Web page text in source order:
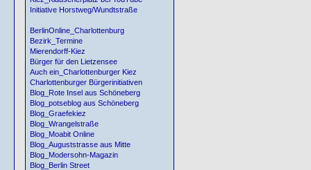
Initiative Horstweg/Wundtstraße
BerlinOnline_Charlottenburg
Bezirk_Termine
Mierendorff-Kiez
Bürger für den Lietzensee
Auch ein_Charlottenburger Kiez
Charlottenburger Bürgerinitiativen
Blog_Rote Insel aus Schöneberg
Blog_potseblog aus Schöneberg
Blog_Graefekiez
Blog_Wrangelstraße
Blog_Moabit Online
Blog_Auguststrasse aus Mitte
Blog_Modersohn-Magazin
Blog_Berlin Street